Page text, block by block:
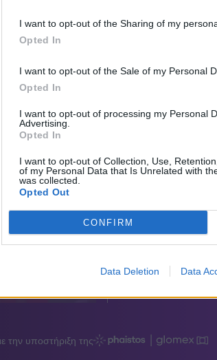
I want to opt-out of the Sharing of my
Opted In
I want to opt-out of the Sale of my Personal
Opted In
I want to opt-out of processing my Personal
Advertising.
Opted In
I want to opt-out of Collection, Use,
of my Personal Data that Is Unrelated with
was collected.
Opted Out
CONFIRM
Data Deletion Data